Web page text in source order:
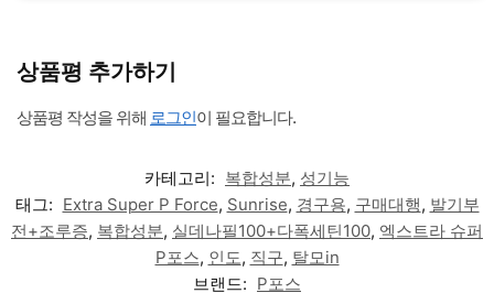
상품평 추가하기
상품평 작성을 위해 로그인이 필요합니다.
카테고리: 복합성분, 성기능
태그: Extra Super P Force, Sunrise, 경구용, 구매대행, 발기부
전+조루증, 복합성분, 실데나필100+다폭세틴100, 엑스트라 슈퍼
P포스, 인도, 직구, 탈모in
브랜드: P포스